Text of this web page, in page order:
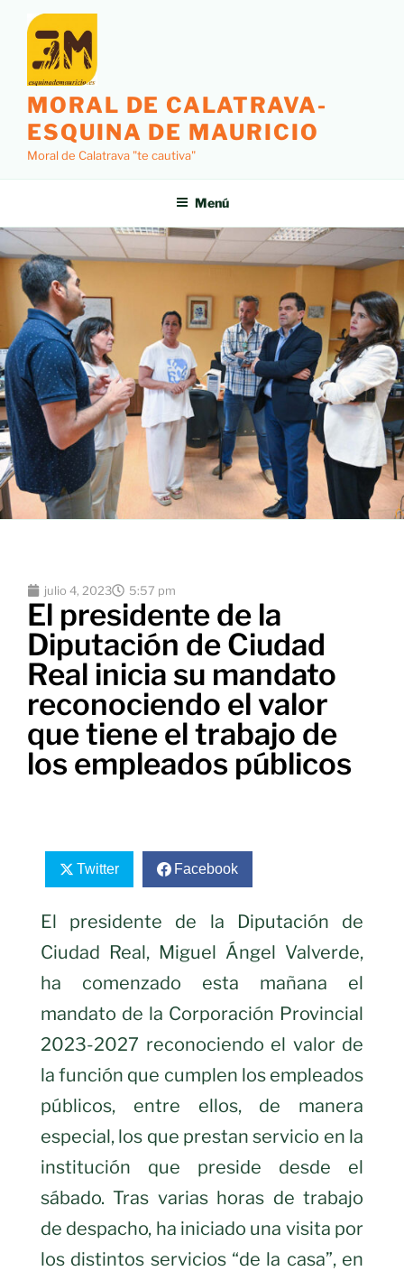
MORAL DE CALATRAVA-
ESQUINA DE MAURICIO
Moral de Calatrava "te cautiva"
Menú
julio 4, 2023 5:57 pm
El presidente de la
Diputación de Ciudad
Real inicia su mandato
reconociendo el valor
que tiene el trabajo de
los empleados públicos
Twitter Facebook
El presidente de la Diputación de
Ciudad Real, Miguel Ángel Valverde,
ha comenzado esta mañana el
mandato de la Corporación Provincial
2023-2027 reconociendo el valor de
la función que cumplen los empleados
públicos, entre ellos, de manera
especial, los que prestan servicio en la
institución que preside desde el
sábado. Tras varias horas de trabajo
de despacho, ha iniciado una visita por
los distintos servicios “de la casa”, en